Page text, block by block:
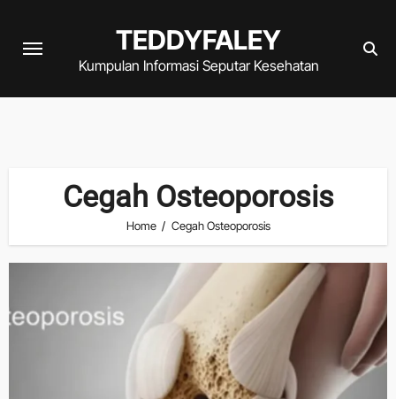
TEDDYFALEY
Kumpulan Informasi Seputar Kesehatan
Cegah Osteoporosis
Home Cegah Osteoporosis